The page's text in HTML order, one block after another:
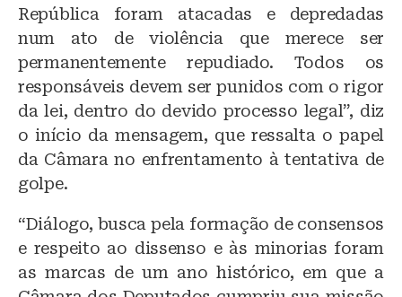
República foram atacadas e depredadas
num ato de violência que merece ser
permanentemente repudiado. Todos os
responsáveis devem ser punidos com o rigor
da lei, dentro do devido processo legal”, diz
o início da mensagem, que ressalta o papel
da Câmara no enfrentamento à tentativa de
golpe.
“Diálogo, busca pela formação de consensos
e respeito ao dissenso e às minorias foram
as marcas de um ano histórico, em que a